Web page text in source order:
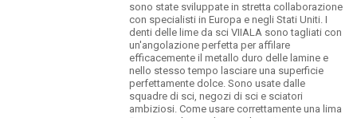
sono state sviluppate in stretta collaborazione
con specialisti in Europa e negli Stati Uniti. I
denti delle lime da sci VIIALA sono tagliati con
un'angolazione perfetta per affilare
efficacemente il metallo duro delle lamine e
nello stesso tempo lasciare una superficie
perfettamente dolce. Sono usate dalle
squadre di sci, negozi di sci e sciatori
ambiziosi. Come usare correttamente una lima